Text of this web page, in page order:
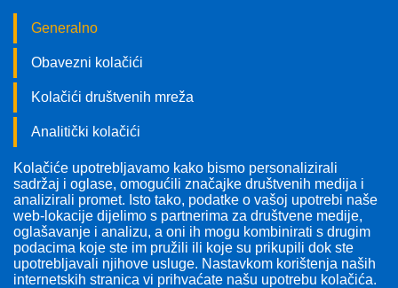
Pratite nas!
Odabrana tema: Enteralna prehrana
Generalno
Obavezni kolačići
Kolačići društvenih mreža
Analitički kolačići
Kolačiće upotrebljavamo kako bismo personalizirali
sadržaj i oglase, omogućili značajke društvenih medija i
analizirali promet. Isto tako, podatke o vašoj upotrebi naše
web-lokacije dijelimo s partnerima za društvene medije,
oglašavanje i analizu, a oni ih mogu kombinirati s drugim
podacima koje ste im pružili ili koje su prikupili dok ste
upotrebljavali njihove usluge. Nastavkom korištenja naših
internetskih stranica vi prihvaćate našu upotrebu kolačića.